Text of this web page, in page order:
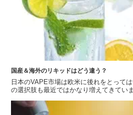
国産＆海外のリキッドはどう違う？
日本のVAPE市場は欧米に後れをとって
の選択肢も最近ではかなり増えてきていま